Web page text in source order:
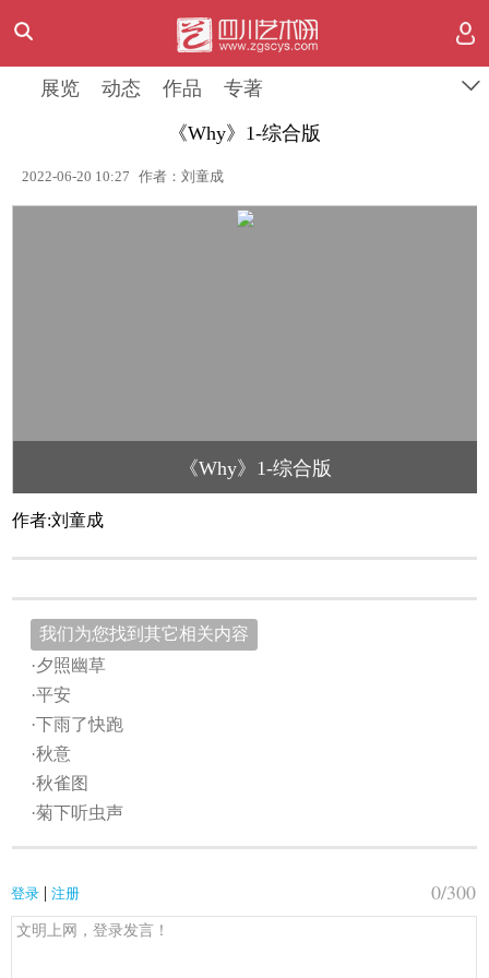
展览 动态 作品 专著
《Why》1-综合版
2022-06-20 10:27 作者：刘童成
《Why》1-综合版
作者:刘童成
我们为您找到其它相关内容
·夕照幽草
·平安
·下雨了快跑
·秋意
·秋雀图
·菊下听虫声
登录 | 注册 0/300